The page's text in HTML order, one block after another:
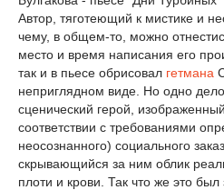
Автор, тяготеющий к мистике и
чему, в общем-то, можно
место и время написания его
так и в пьесе обрисовал гетмана
неприглядном виде. Но одно
сценический герой,
соответствии с требованиями
неосознанного) социального
скрывающийся за ним облик
плоти и крови. Так что же это